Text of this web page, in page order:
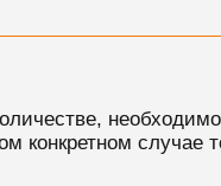
конкретном случае